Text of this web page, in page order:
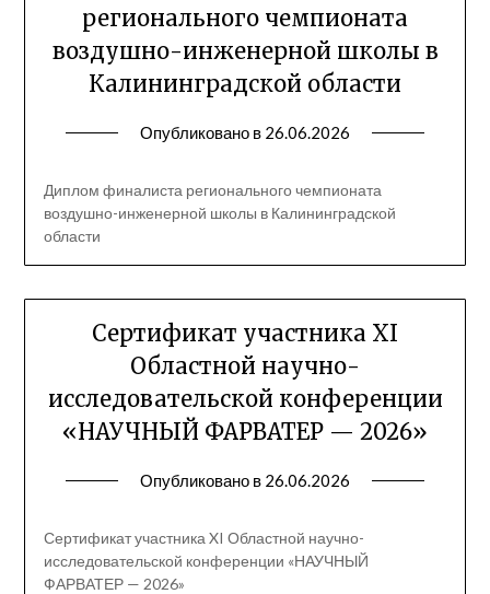
регионального чемпионата
воздушно-инженерной школы в
Калининградской области
Опубликовано в 26.06.2026
Диплом финалиста регионального чемпионата
воздушно-инженерной школы в Калининградской
области
Сертификат участника XI
Областной научно-
исследовательской конференции
«НАУЧНЫЙ ФАРВАТЕР — 2026»
Опубликовано в 26.06.2026
Сертификат участника XI Областной научно-
исследовательской конференции «НАУЧНЫЙ
ФАРВАТЕР — 2026»